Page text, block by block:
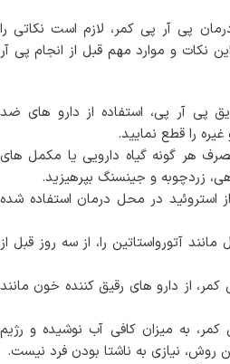
پی آر پی کمر، لازم است نکاتی را
نکات و موارد مهم قبل از انجام پی آر
از تزریق پی آر پی، استفاده از دارو های ضد
غیره را قطع نمایید.
هر گونه گیاه دارویی یا مکمل های
زردچوبه و جینسنگ بپرهیزید.
استروئید در محل درمان استفاده شده
آتورواستاتین را، از سه روز قبل از
از دارو های رقیق کننده خون مانند
به میزان کافی آب نوشیده و رژیم
روش، نیازی به ناشتا بودن فرد نیست.